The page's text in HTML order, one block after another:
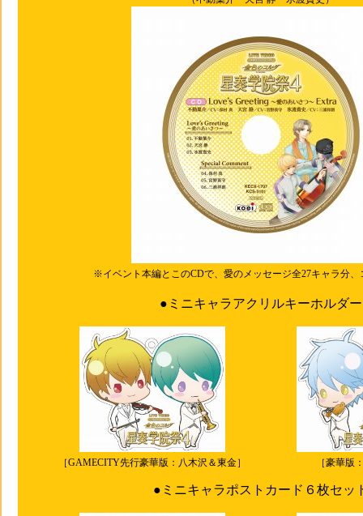
※イベント本編とこのCDで、愛のメッセージ全27キャラ分、
●ミニキャラアクリルキーホルダー
［GAMECITY先行豪華版：八木沢＆東金］ ［豪華版
●ミニキャラポストカード６枚セッ